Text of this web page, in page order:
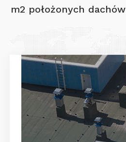
m2 położonych dachów